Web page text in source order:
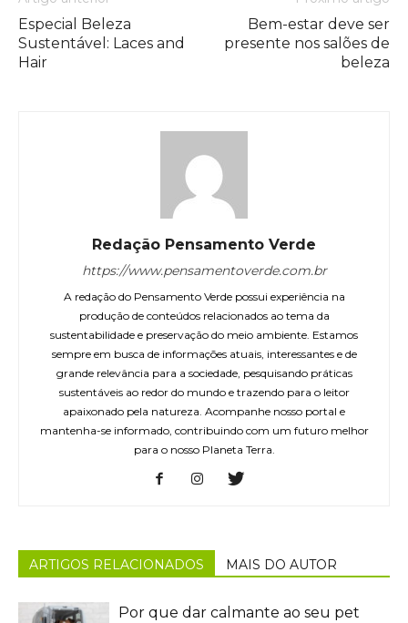
Especial Beleza
Sustentável: Laces and
Hair
Bem-estar deve ser
presente nos salões de
beleza
Redação Pensamento Verde
https://www.pensamentoverde.com.br
A redação do Pensamento Verde possui experiência na
produção de conteúdos relacionados ao tema da
sustentabilidade e preservação do meio ambiente. Estamos
sempre em busca de informações atuais, interessantes e de
grande relevância para a sociedade, pesquisando práticas
sustentáveis ao redor do mundo e trazendo para o leitor
apaixonado pela natureza. Acompanhe nosso portal e
mantenha-se informado, contribuindo com um futuro melhor
para o nosso Planeta Terra.
ARTIGOS RELACIONADOS MAIS DO AUTOR
Por que dar calmante ao seu pet